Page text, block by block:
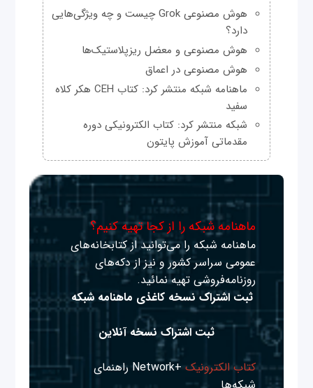
هوش مصنوعی Grok چیست و چه ویژگی‌هایی
دارد؟
هوش مصنوعی و معضل ریزپلاستیک‌ها
هوش مصنوعی در اعماق
ماهنامه شبکه منتشر کرد: کتاب CEH هکر کلاه
سفید
شبکه منتشر کرد: کتاب الکترونیکی دوره
مقدماتی آموزش پایتون
ماهنامه شبکه را از کجا تهیه کنیم؟
ماهنامه شبکه را می‌توانید از کتابخانه‌های
عمومی سراسر کشور و نیز از دکه‌های
روزنامه‌فروشی تهیه نمائید.
ثبت اشتراک نسخه کاغذی ماهنامه شبکه
ثبت اشتراک نسخه آنلاین
کتاب الکترونیک
+Network راهنمای